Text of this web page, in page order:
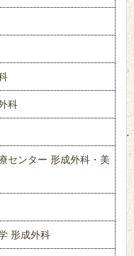
科
センター 形成外科・美
形成外科